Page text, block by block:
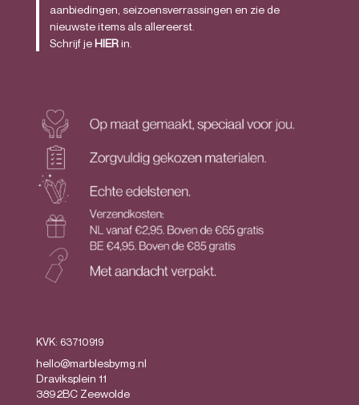
aanbiedingen, seizoensverrassingen en zie de
nieuwste items als allereerst.
Schrijf jeHIERin.
KVK: 63710919
hello@marblesbymg.nl
Draviksplein 11
3892BC Zeewolde